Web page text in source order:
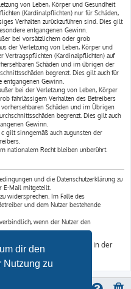
dir den
Nutzung zu
von Leben, Körper und Gesundheit
(Kardinalpflichten) nur für Schäden,
Verhalten zurückzuführen sind. Dies gilt
entgangenen Gewinn.
bei vorsätzlichem oder grob
der Verletzung von Leben, Körper und
Vertragspflichten (Kardinalpflichten) auf
Schäden und im übrigen der
begrenzt. Dies gilt auch für
Gewinn.
bei der Verletzung von Leben, Körper
fahrlässigem Verhalten des Betreibers
Schäden und im Übrigen
begrenzt. Dies gilt auch
Gewinn.
gilt sinngemäß auch zugunsten der
nationalem Recht bleiben unberührt.
und die Datenschutzerklärung zu
E-Mail mitgeteilt.
widersprechen. Im Falle des
und dem Nutzer bestehende
wenn der Nutzer den
persönlichen Daten sind in der